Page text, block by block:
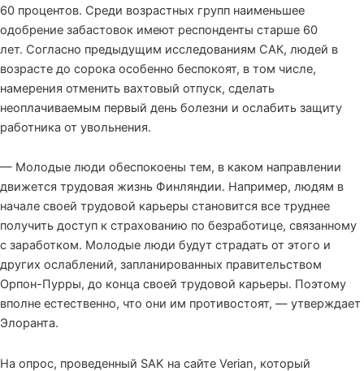
60 процентов. Среди возрастных групп наименьшее
одобрение забастовок имеют респонденты старше 60
лет. Согласно предыдущим исследованиям САК, людей в
возрасте до сорока особенно беспокоят, в том числе,
намерения отменить вахтовый отпуск, сделать
неоплачиваемым первый день болезни и ослабить защиту
работника от увольнения.
— Молодые люди обеспокоены тем, в каком направлении
движется трудовая жизнь Финляндии. Например, людям в
начале своей трудовой карьеры становится все труднее
получить доступ к страхованию по безработице, связанному
с заработком. Молодые люди будут страдать от этого и
других ослаблений, запланированных правительством
Орпон-Пурры, до конца своей трудовой карьеры. Поэтому
вполне естественно, что они им противостоят, — утверждает
Элоранта.
На опрос, проведенный SAK на сайте Verian, который